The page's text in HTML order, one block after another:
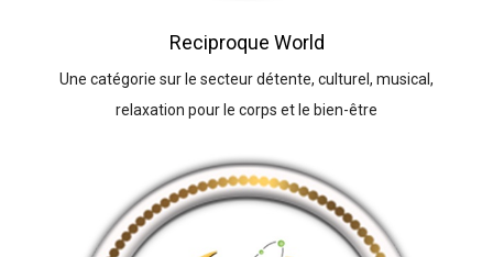
Reciproque World
Une catégorie sur le secteur détente, culturel, musical,
relaxation pour le corps et le bien-être